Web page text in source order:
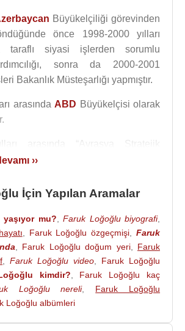
Büyükelçiliği görevinden
önce 1998-2000 yılları
taraflı siyasi işlerden sorumlu
sonra da 2000-2001
Bakanlık Müsteşarlığı yapmıştır.
arasındaABD Büyükelçisi olarak
arasında “Avrasya Stratejik
(
’den Adana
Milletvekili
girdi.TBMMDışişleri Komisyonu
Meclisi üyesi olan Loğoğlu, 17
CHPDış İlişkiler ve Yurtdışı
sorumlu Genel Başkan
getirildi.
››
İçin Yapılan Aramalar
mu? Faruk Loğoğlu biyografi,
Faruk Loğoğlu özgeçmişi ,Faruk
Faruk Loğoğlu doğum yeri, Faruk
Faruk Loğoğlu video
Faruk Loğoğlu
kimdir?
Faruk Loğoğlu kaç
Loğoğlu nereli, Faruk Loğoğlu
Loğoğlu albümleri